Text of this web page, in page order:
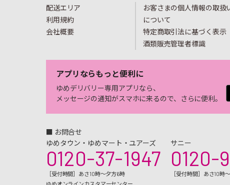
配送エリア
利用規約
会社概要
お客さまの個人情報の取扱
について
特定商取引法に基づく表示
酒類販売管理者標識
アプリならもっと便利に
ゆめデリバリー専用アプリなら、
メッセージの通知がスマホに来るので、さらに便利。
■ お問合せ
ゆめタウン・ゆめマート・ユアーズ
0120-37-1947
［受付時間］あさ10時～夕方6時
サニー
0120-
［受付時間］あさ10時